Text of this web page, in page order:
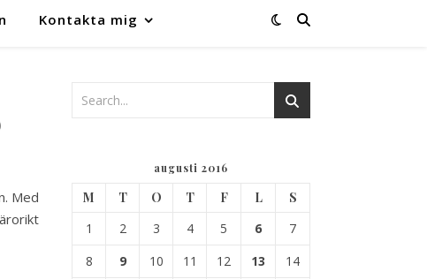
Kontakta mig
Med
augusti 2016
M T O T F L
S
1
2 3 4 5 6
7
8
9 10 11 12 13
14